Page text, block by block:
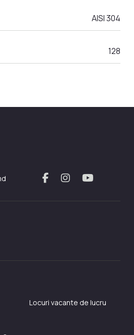
AISI 304
128
Locuri vacante de lucru